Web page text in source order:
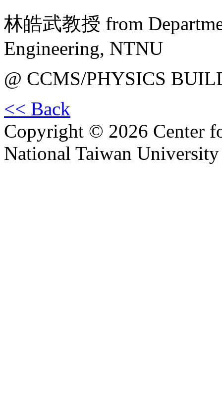
林皓武教授 from
Engineering, NTNU
@ CCMS/PHYSICS
<< Back
Copyright © 2026 Center
National Taiwan University